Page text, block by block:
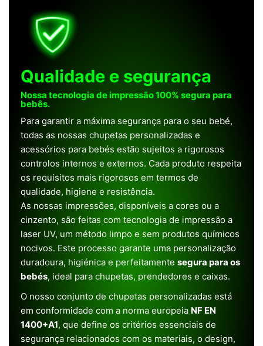
Qualidade e segurança
Nossa tecnologia de impressão 100% segura para
bebês.
Para garantir a máxima segurança para o seu bebé,
todas as nossas chupetas personalizadas e
acessórios para bebés estão sujeitos a rigorosos
controlos internos e externos. Cada produto respeita
os requisitos mais rigorosos em termos de
qualidade, higiene e resistência.
As nossas impressões, disponíveis a cores ou a
cinzento, são feitas com tecnologia de impressão a
laser UV, um método limpo e sem produtos químicos
nocivos. Este processo garante uma personalização
duradoura, higiénica e perfeitamente segura para os
bebés, ideal para chupetas, prendedores e caixas.
O nosso conjunto de chupetas personalizadas está
em conformidade com a norma europeia NF EN
1400+A1, que define os critérios essenciais de
segurança relacionados com os materiais, o design,